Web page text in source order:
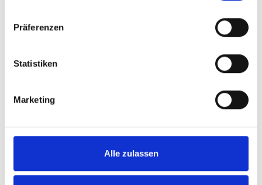
Präferenzen
Statistiken
Marketing
Alle zulassen
VERMITTELT - Doppelhaushälfte in schöner
Wohnlage von Minden-Süd
Doppelhaushälfte